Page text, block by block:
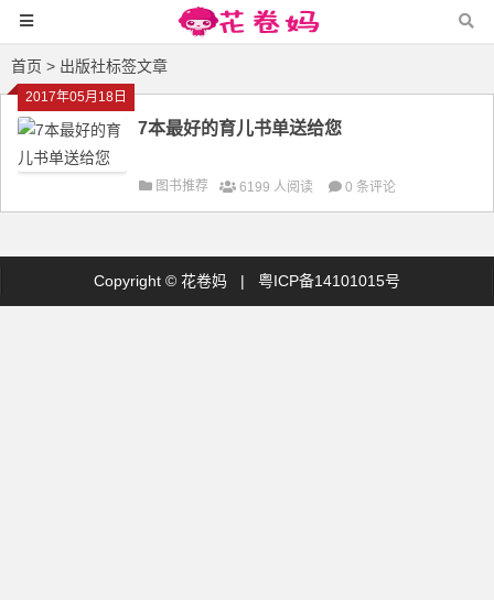
首页 > 出版社标签文章
2017年05月18日
7本最好的育儿书单送给您
图书推荐 6199 人阅读 0 条评论
Copyright © 花卷妈 | 粤ICP备14101015号